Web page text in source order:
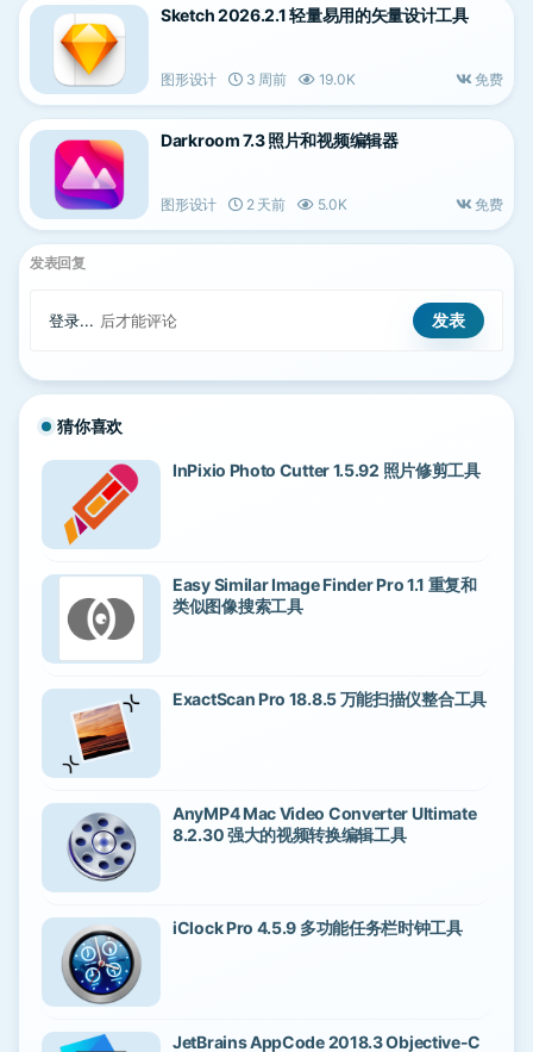
Sketch 2026.2.1 轻量易用的矢量设计工具
图形设计 3 周前 19.0K 免费
Darkroom 7.3 照片和视频编辑器
图形设计 2 天前 5.0K 免费
发表回复
登录... 后才能评论
猜你喜欢
InPixio Photo Cutter 1.5.92 照片修剪工具
Easy Similar Image Finder Pro 1.1 重复和
类似图像搜索工具
ExactScan Pro 18.8.5 万能扫描仪整合工具
AnyMP4 Mac Video Converter Ultimate
8.2.30 强大的视频转换编辑工具
iClock Pro 4.5.9 多功能任务栏时钟工具
JetBrains AppCode 2018.3 Objective-C